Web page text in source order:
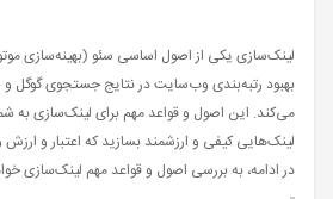
لینک‌سازی یکی از اصول اساسی سئو (بهینه‌سازی
بهبود رتبه‌بندی وب‌سایت در نتایج جستجوی گوگل
می‌کند. این اصول و قواعد مهم برای لینک‌سازی به
لینک‌هایی کیفی و ارزشمند بسازید که اعتبار و
در ادامه، به بررسی اصول و قواعد مهم لینک‌سازی